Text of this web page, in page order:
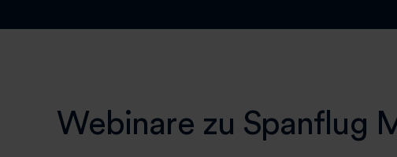
Webinare zu Spanflug